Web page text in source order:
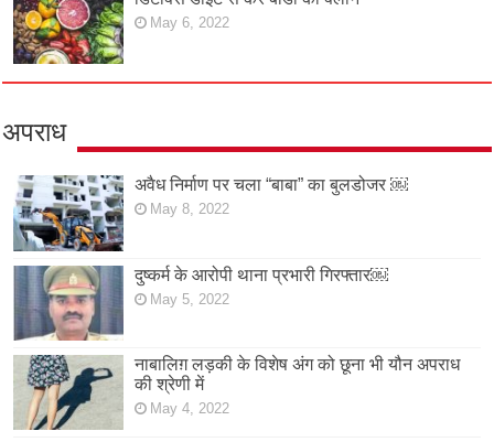
May 6, 2022
अपराध
अवैध निर्माण पर चला “बाबा” का बुलडोजर ￼
May 8, 2022
दुष्कर्म के आरोपी थाना प्रभारी गिरफ्तार￼
May 5, 2022
नाबालिग़ लड़की के विशेष अंग को छूना भी यौन अपराध
की श्रेणी में
May 4, 2022